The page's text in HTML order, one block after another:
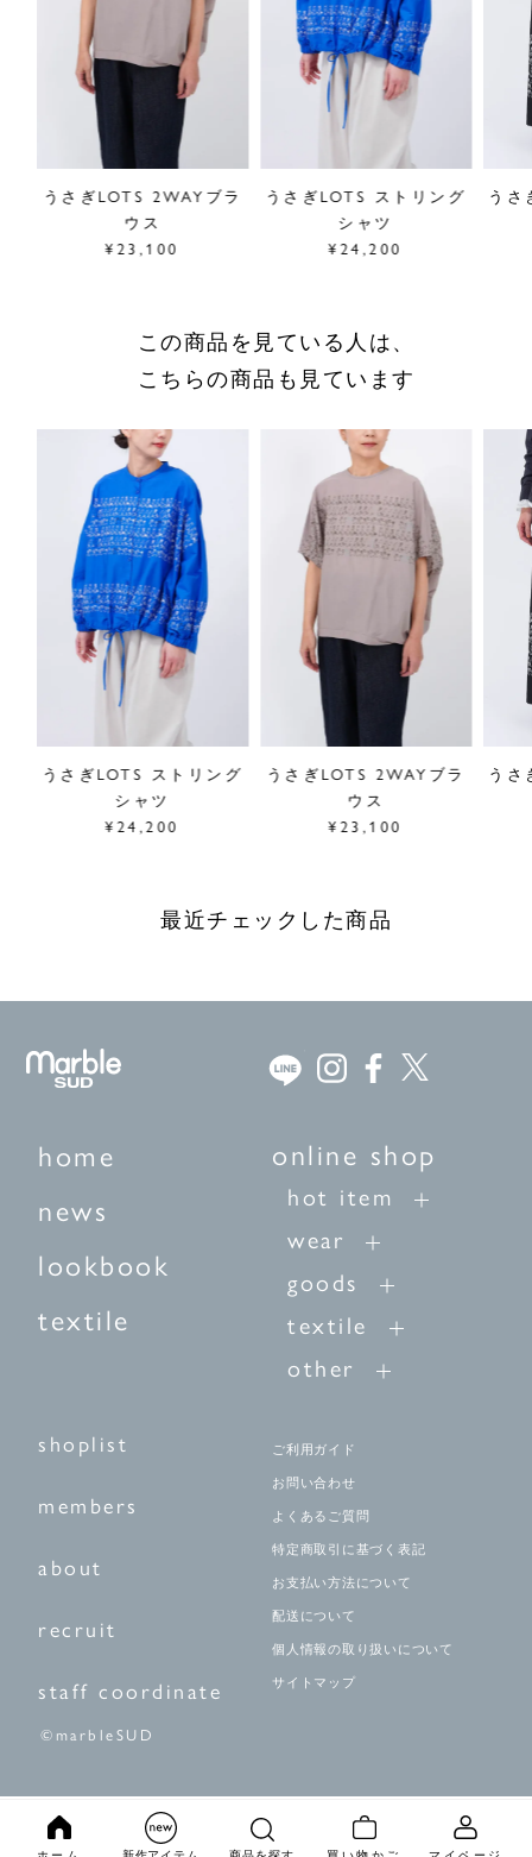
前身幅58.2cm、後ろ身幅62.6cm、
肩幅43cm、袖丈54.5cm、
前裾幅105cm、後ろ裾幅116cm
素材／綿100%
原産国／日本
03GS083011
サイズをお悩みの方へ
うさぎLOTS 2WAYブラ
ウス
¥23,100
うさぎLOTS ストリング
シャツ
¥24,200
うさ
この商品を見ている人は、
こちらの商品も見ています
うさぎLOTS ストリング
シャツ
¥24,200
うさぎLOTS 2WAYブラ
ウス
¥23,100
うさ
最近チェックした商品
home
news
lookbook
textile
online shop
hot item
wear
goods
textile
other
shoplist
members
about
recruit
staff coordinate
ご利用ガイド
お問い合わせ
よくあるご質問
特定商取引に基づく表記
お支払い方法について
配送について
個人情報の取り扱いについて
サイトマップ
©marbleSUD